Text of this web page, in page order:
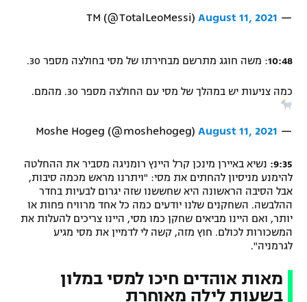
— TM (@TotalLeoMessi)
August 11, 2021
10:48: משה חוגג מתרשם מבחירתו של מסי בחולצה מספר 30.
כמה צניעות יש במהלך של מסי עם החולצה מספר 30. מהמם.
— Moshe Hogeg (@moshehogeg)
August 11, 2021
9:35:
נשיא באיירן מינכן קרל היינץ רומניגה מסביר את ההחלטה
להימנע מניסיון להחתים את מסי: "ויתרנו מראש מכמה סיבות,
אבל הסיבה הראשונה היא שחששנו שזה יגרום לבעיות בחדר
ההלבשה. השחקנים שלנו יודעים כמה כל אחד מרוויח פחות או
יותר, ואם היינו מביאים שחקן כמו מסי, היינו צריכים להעלות את
המשכורות לכולם. חוץ מזה, קשה לי לדמיין את מסי מגיע
לגרמניה".
מאות אוהדים חיכו למסי במלון
בשעות לילה מאוחרת